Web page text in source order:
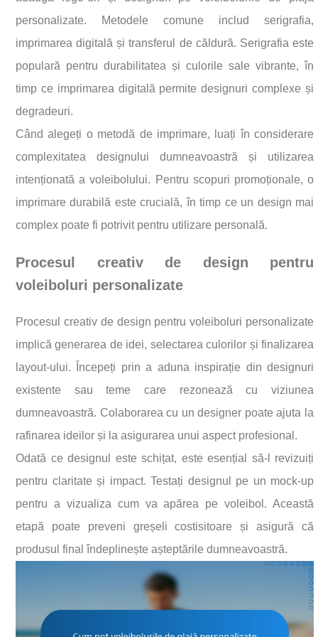
personalizate. Metodele comune includ serigrafia,
imprimarea digitală și transferul de căldură. Serigrafia este
populară pentru durabilitatea și culorile sale vibrante, în
timp ce imprimarea digitală permite designuri complexe și
degradeuri.
Când alegeți o metodă de imprimare, luați în considerare
complexitatea designului dumneavoastră și utilizarea
intenționată a voleibolului. Pentru scopuri promoționale, o
imprimare durabilă este crucială, în timp ce un design mai
complex poate fi potrivit pentru utilizare personală.
Procesul creativ de design pentru
voleiboluri personalizate
Procesul creativ de design pentru voleiboluri personalizate
implică generarea de idei, selectarea culorilor și finalizarea
layout-ului. Începeți prin a aduna inspirație din designuri
existente sau teme care rezonează cu viziunea
dumneavoastră. Colaborarea cu un designer poate ajuta la
rafinarea ideilor și la asigurarea unui aspect profesional.
Odată ce designul este schițat, este esențial să-l revizuiți
pentru claritate și impact. Testați designul pe un mock-up
pentru a vizualiza cum va apărea pe voleibol. Această
etapă poate preveni greșeli costisitoare și asigură că
produsul final îndeplinește așteptările dumneavoastră.